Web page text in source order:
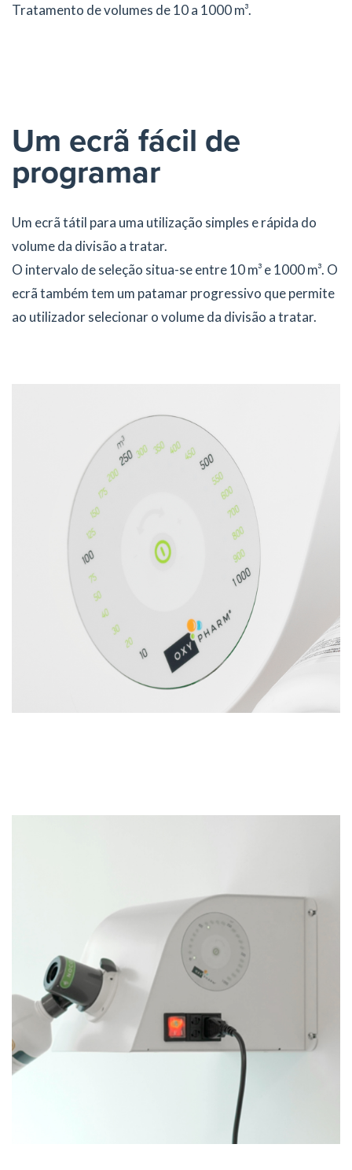
Tratamento de volumes de 10 a 1000 m³.
Um ecrã fácil de
programar
Um ecrã tátil para uma utilização simples e rápida do
volume da divisão a tratar.
O intervalo de seleção situa-se entre 10 m³ e 1000 m³. O
ecrã também tem um patamar progressivo que permite
ao utilizador selecionar o volume da divisão a tratar.